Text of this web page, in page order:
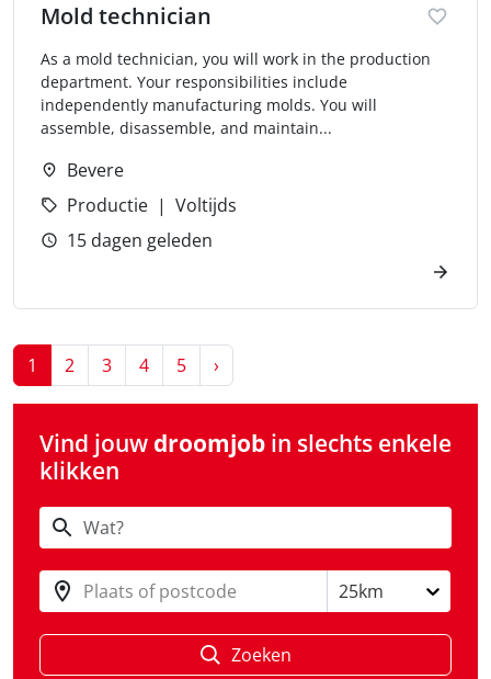
Mold technician
As a mold technician, you will work in the production
department. Your responsibilities include
independently manufacturing molds. You will
assemble, disassemble, and maintain...
Bevere
Productie
Voltijds
15 dagen geleden
1 2 3 4 5 ›
Vind jouw droomjob in slechts enkele
klikken
Plaats of postcode 25km
Zoeken